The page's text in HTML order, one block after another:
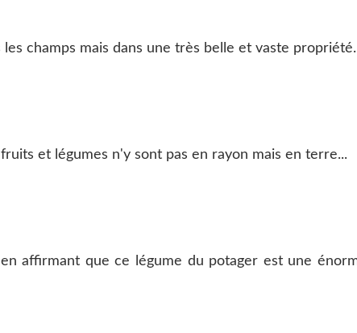
champs mais dans une très belle et vaste
et légumes n'y sont pas en rayon mais en terre...
affirmant que ce légume du potager est une